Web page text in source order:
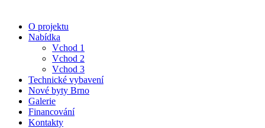
O projektu
Nabídka
Vchod 1
Vchod 2
Vchod 3
Technické vybavení
Nové byty Brno
Galerie
Financování
Kontakty